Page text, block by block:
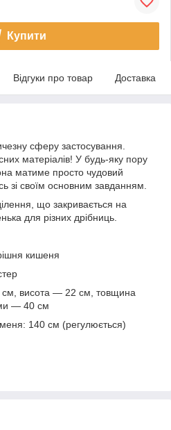
Купити
Відгуки про товар Доставка
сферу застосування.
матеріалів! У будь-яку пору
матиме просто чудовий
зі своїм основним завданням.
що закривається на
для різних дрібниць.
кишеня
висота — 22 см, товщина
— 40 см
140 см (регулюється)